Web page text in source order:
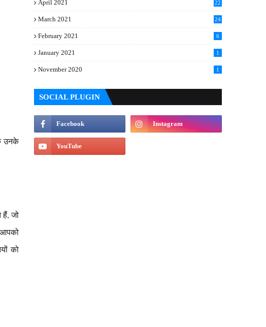
उनके
हैं, जो
को
April 2021 22
March 2021 24
February 2021 6
January 2021 1
November 2020 1
SOCIAL PLUGIN